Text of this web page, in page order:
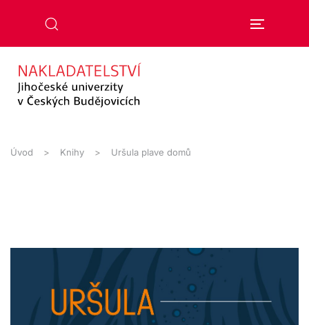
Úvod Knihy Uršula plave domů